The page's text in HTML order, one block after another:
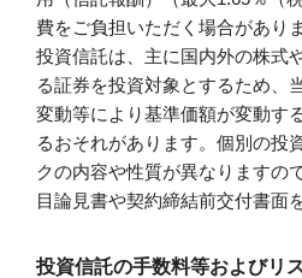
費をご負担いただく場合がありま
投資信託は、主に国内外の株式
る証券を投資対象とするため、
変動等により基準価額が変動す
るおそれがあります。個別の投
クの内容や性質が異なりますの
目論見書や契約締結前交付書面
投資信託の手数料等およびリ